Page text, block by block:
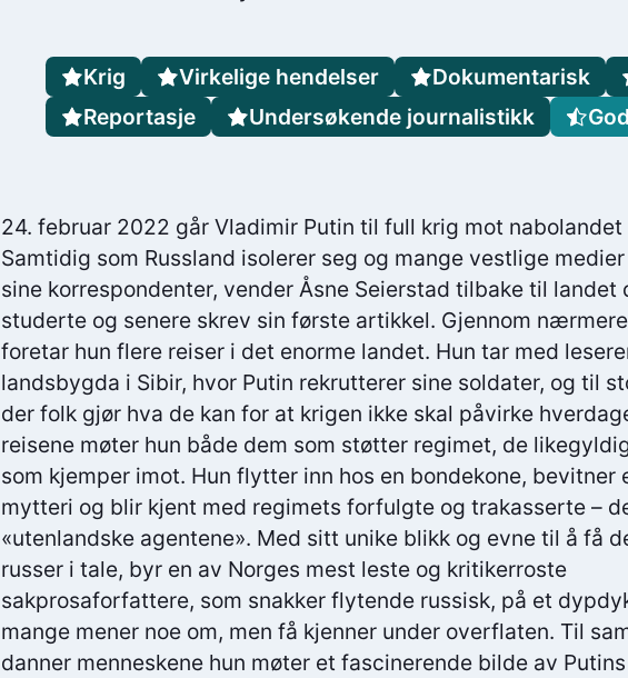
24. februar 2022 går Vladimir Putin til full krig mot nabolandet
Samtidig som Russland isolerer seg og mange vestlige
sine korrespondenter, vender Åsne Seierstad tilbake til landet
studerte og senere skrev sin første artikkel. Gjennom
foretar hun flere reiser i det enorme landet. Hun tar med
landsbygda i Sibir, hvor Putin rekrutterer sine soldater, og til
der folk gjør hva de kan for at krigen ikke skal påvirke
reisene møter hun både dem som støtter regimet, de
som kjemper imot. Hun flytter inn hos en bondekone, bevitner
mytteri og blir kjent med regimets forfulgte og trakasserte –
«utenlandske agentene». Med sitt unike blikk og evne til å få
russer i tale, byr en av Norges mest leste og kritikerroste
sakprosaforfattere, som snakker flytende russisk, på et
mange mener noe om, men få kjenner under overflaten. Til
danner menneskene hun møter et fascinerende bilde av
Krig Virkelige hendelser Dokumentarisk
Reportasje
Undersøkende journalistikk